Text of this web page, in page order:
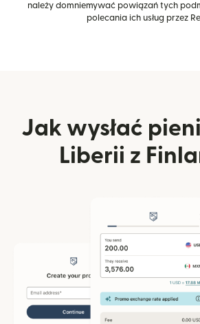
należy domniemywać powiązań tych
polecania ich usług przez
Jak wysłać
Liberii z